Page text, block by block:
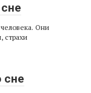
Они
страхи
сне